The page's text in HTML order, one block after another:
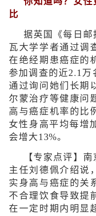
比
据英国《每日邮
瓦大学学者通过调
在绝经期患癌症的
参加调查的近2.1万
通过询问她们长期
尔蒙治疗等健康问
高与癌症机率的比
女性身高平均每增
会增大13%。
【专家点评】
主任刘德佩介绍说
实身高与癌症的关
不合理饮食导致提
在一定时期内明显